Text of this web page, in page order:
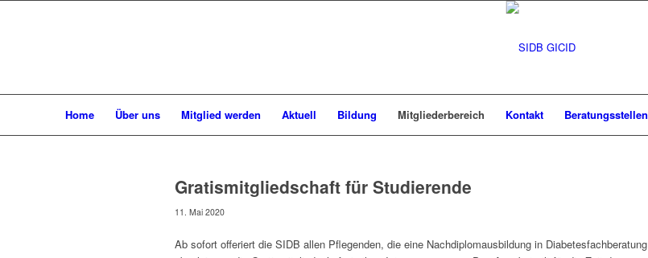
Home Über uns Mitglied werden Aktuell Bildung Mitgliederbereich Kontakt Beratungsstellen
Gratismitgliedschaft für Studierende
11. Mai 2020
Ab sofort offeriert die SIDB allen Pflegenden, die eine Nachdiplomausbildung in Diabetesfachberatung